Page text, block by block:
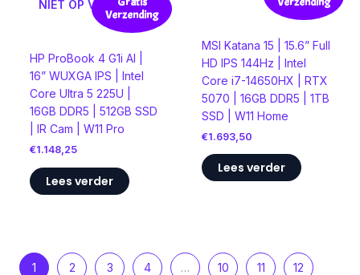
Verzending
NIET OP VOORRAAD
HP ProBook 4 G1i AI |
16” WUXGA IPS | Intel
Core Ultra 5 225U |
16GB DDR5 | 512GB SSD
| IR Cam | W11 Pro
€1.148,25
Lees verder
MSI Katana 15 | 15.6” Full
HD IPS 144Hz | Intel
Core i7-14650HX | RTX
5070 | 16GB DDR5 | 1TB
SSD | W11 Home
€1.693,50
Lees verder
1 2 3 4 … 10 11 12